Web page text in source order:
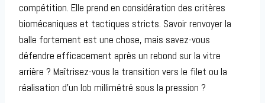
compétition. Elle prend en considération des critères
biomécaniques et tactiques stricts. Savoir renvoyer la
balle fortement est une chose, mais savez-vous
défendre efficacement après un rebond sur la vitre
arrière ? Maîtrisez-vous la transition vers le filet ou la
réalisation d’un lob millimétré sous la pression ?